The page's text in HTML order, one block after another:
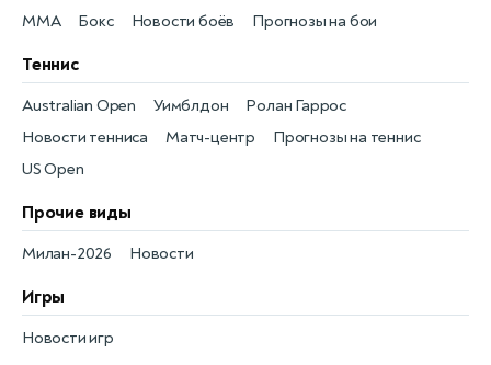
Новости боёв
MMA Прогнозы на бои
Бокс
Теннис
Новости тенниса
Australian Open
Матч-центр
Уимблдон
Прогнозы на теннис
Ролан Гаррос
US Open
Прочие виды
Новости
Милан-2026
Игры
Новости игр